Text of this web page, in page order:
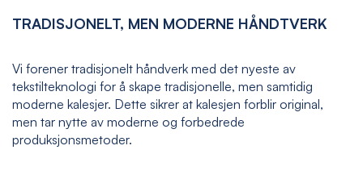
TRADISJONELT, MEN MODERNE HÅNDTVERK
Vi forener tradisjonelt håndverk med det nyeste av
tekstilteknologi for å skape tradisjonelle, men samtidig
moderne kalesjer. Dette sikrer at kalesjen forblir original,
men tar nytte av moderne og forbedrede
produksjonsmetoder.